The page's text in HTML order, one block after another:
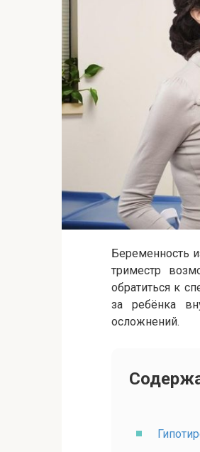
Беременность
триместр
обратиться к
за ребёнка
осложнений.